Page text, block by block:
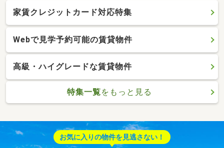
家賃クレジットカード対応特集
Webで見学予約可能の賃貸物件
高級・ハイグレードな賃貸物件
特集一覧をもっと見る
お気に入りの物件を見逃さない！